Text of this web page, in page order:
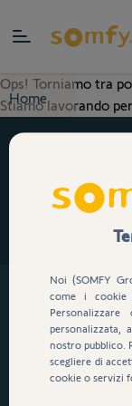
Salta al contenuto
Home
Ops! Torniamo tra
Stiamo lavorando
PROTEZIONE
Noi (SOMFY
come i cookie
personalizzata,
nostro pubblico.
scegliere di
cookie o servizi